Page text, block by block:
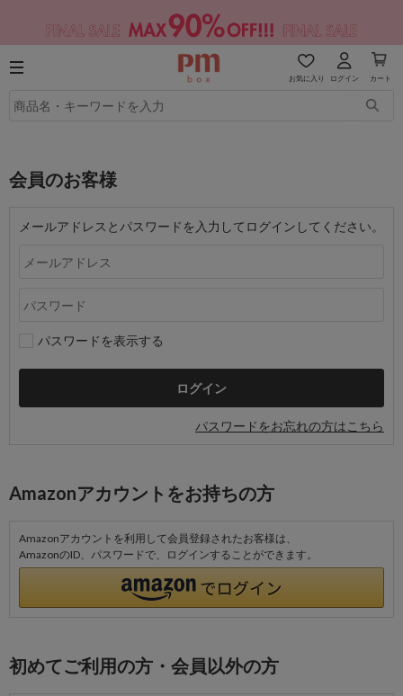
お気に入り ログイン カート
会員のお客様
メールアドレスとパスワードを入力してログインしてください。
パスワードを表示する
パスワードをお忘れの方はこちら
Amazonアカウントをお持ちの方
Amazonアカウントを利用して会員登録されたお客様は、
AmazonのID、パスワードで、ログインすることができます。
初めてご利用の方・会員以外の方